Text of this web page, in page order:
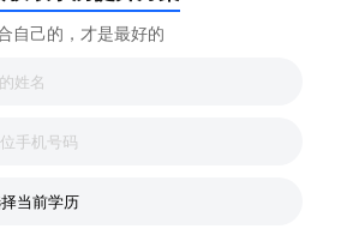
自己的，才是最好的